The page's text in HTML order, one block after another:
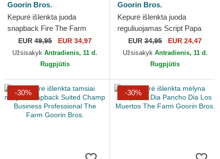
Goorin Bros.
Kepurė išlenkta juoda
snapback Fire The Farm
Premium The Farm Goorin
Bros.
EUR49,95 EUR 34,97
Užsisakyk Antradienis, 11 d.
Rugpjūtis
Goorin Bros.
Kepurė išlenkta juoda
reguliuojamas Script Papa
The Farm Goorin Bros.
EUR 34,95 EUR 24,47
Užsisakyk Antradienis, 11 d.
Rugpjūtis
-30% -30%